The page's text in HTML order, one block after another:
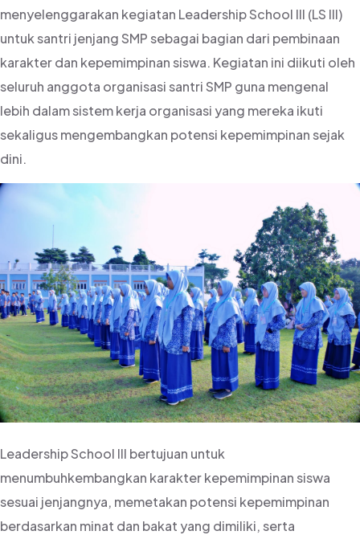
menyelenggarakan kegiatan Leadership School III (LS III)
untuk santri jenjang SMP sebagai bagian dari pembinaan
karakter dan kepemimpinan siswa. Kegiatan ini diikuti oleh
seluruh anggota organisasi santri SMP guna mengenal
lebih dalam sistem kerja organisasi yang mereka ikuti
sekaligus mengembangkan potensi kepemimpinan sejak
dini.
Leadership School III bertujuan untuk
menumbuhkembangkan karakter kepemimpinan siswa
sesuai jenjangnya, memetakan potensi kepemimpinan
berdasarkan minat dan bakat yang dimiliki, serta